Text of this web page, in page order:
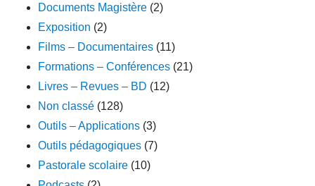
Documents Magistère (2)
Exposition (2)
Films – Documentaires (11)
Formations – Conférences (21)
Livres – Revues – BD (12)
Non classé (128)
Outils – Applications (3)
Outils pédagogiques (7)
Pastorale scolaire (10)